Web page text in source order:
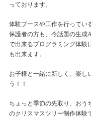
っております。
体験ブースや工作を行ってい
保護者の方も、今話題の生成
で出来るプログラミング体験
も出来ます。
お子様と一緒に新しく、楽し
う！！
ちょっと季節の先取り、おう
のクリスマスツリー制作体験